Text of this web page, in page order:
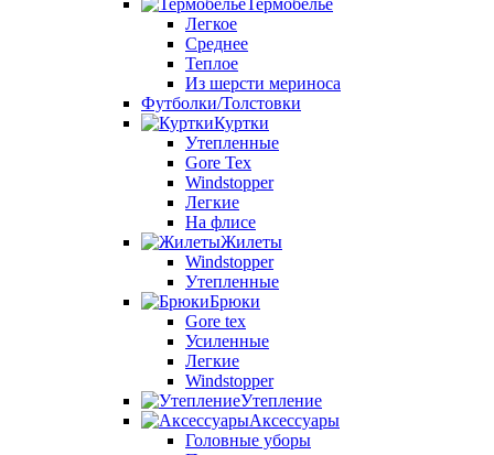
Термобелье
Легкое
Среднее
Теплое
Из шерсти мериноса
Футболки/Толстовки
Куртки
Утепленные
Gore Tex
Windstopper
Легкие
На флисе
Жилеты
Windstopper
Утепленные
Брюки
Gore tex
Усиленные
Легкие
Windstopper
Утепление
Аксессуары
Головные уборы